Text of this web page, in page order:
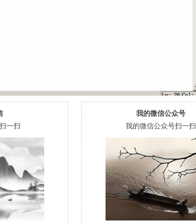
一扫
我的微信公众号
我的微信公众号扫一扫